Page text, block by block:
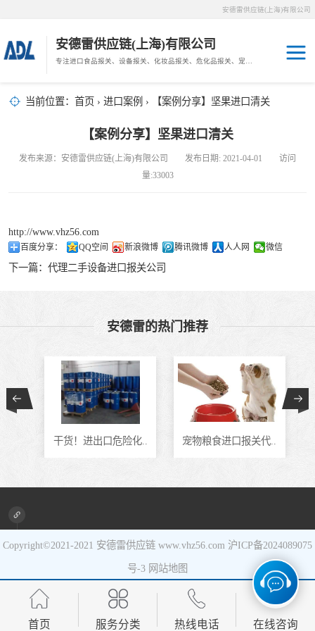
安德雷供应链(上海)有限公司
安德雷供应链(上海)有限公司
当前位置： 首页 › 进口案例 › 【案例分享】坚果进口清关
【案例分享】坚果进口清关
发布来源：安德雷供应链(上海)有限公司 发布日期: 2021-04-01 访问
量:33003
http://www.vhz56.com
百度分享： QQ空间 新浪微博 腾讯微博 人人网 微信
下一篇： 代理二手设备进口报关公司
安德雷的热门推荐
干货！进出口危险化.. 宠物粮食进口报关代..
Copyright©2021-2021 安德雷供应链 www.vhz56.com 沪ICP备2024089075
号-3 网站地图
首页 服务分类 热线电话 在线咨询
其他报关
宠物粮进口
危化品进口
木材报关
药材报关
汽车/游艇报关